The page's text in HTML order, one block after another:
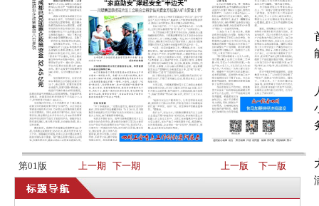
第01版 上一期 下一期 上一版 下一版